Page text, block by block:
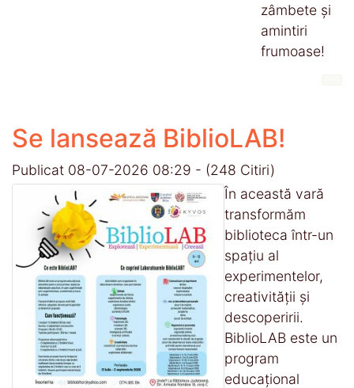
zâmbete și
amintiri
frumoase!
Se lansează BiblioLAB!
Publicat 08-07-2026 08:29 - (248 Citiri)
În această vară
transformăm
biblioteca într-un
spațiu al
experimentelor,
creativității și
descoperirii.
BiblioLAB este un
program
educațional